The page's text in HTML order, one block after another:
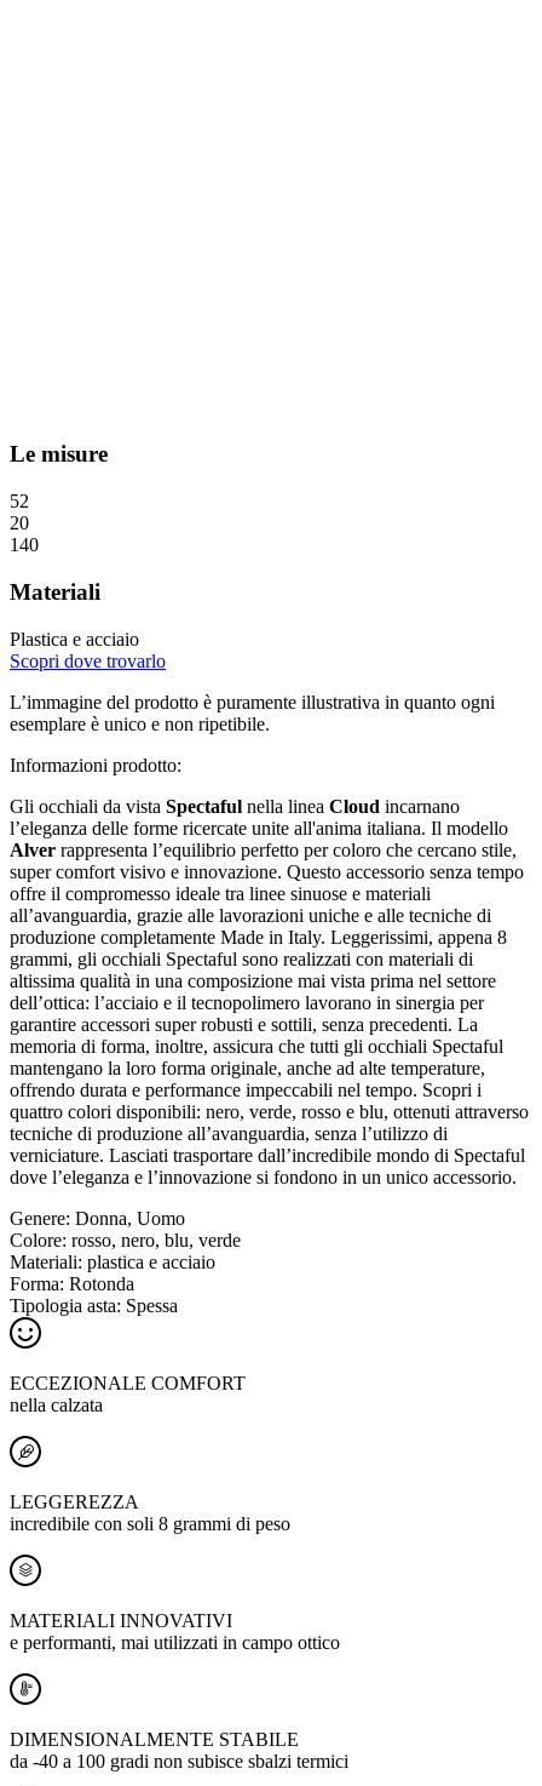
Le misure
52
20
140
Materiali
Plastica e acciaio
Scopri dove trovarlo
L’immagine del prodotto è puramente illustrativa in quanto ogni
esemplare è unico e non ripetibile.
Informazioni prodotto:
Gli occhiali da vista Spectaful nella linea Cloud incarnano
l’eleganza delle forme ricercate unite all'anima italiana. Il modello
Alver rappresenta l’equilibrio perfetto per coloro che cercano stile,
super comfort visivo e innovazione. Questo accessorio senza tempo
offre il compromesso ideale tra linee sinuose e materiali
all’avanguardia, grazie alle lavorazioni uniche e alle tecniche di
produzione completamente Made in Italy. Leggerissimi, appena 8
grammi, gli occhiali Spectaful sono realizzati con materiali di
altissima qualità in una composizione mai vista prima nel settore
dell’ottica: l’acciaio e il tecnopolimero lavorano in sinergia per
garantire accessori super robusti e sottili, senza precedenti. La
memoria di forma, inoltre, assicura che tutti gli occhiali Spectaful
mantengano la loro forma originale, anche ad alte temperature,
offrendo durata e performance impeccabili nel tempo. Scopri i
quattro colori disponibili: nero, verde, rosso e blu, ottenuti attraverso
tecniche di produzione all’avanguardia, senza l’utilizzo di
verniciature. Lasciati trasportare dall’incredibile mondo di Spectaful
dove l’eleganza e l’innovazione si fondono in un unico accessorio.
Genere: Donna, Uomo
Colore: rosso, nero, blu, verde
Materiali: plastica e acciaio
Forma: Rotonda
Tipologia asta: Spessa
ECCEZIONALE COMFORT
nella calzata
LEGGEREZZA
incredibile con soli 8 grammi di peso
MATERIALI INNOVATIVI
e performanti, mai utilizzati in campo ottico
DIMENSIONALMENTE STABILE
da -40 a 100 gradi non subisce sbalzi termici